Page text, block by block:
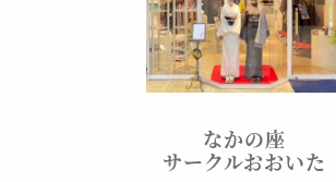
なかの座
サークルおおいた